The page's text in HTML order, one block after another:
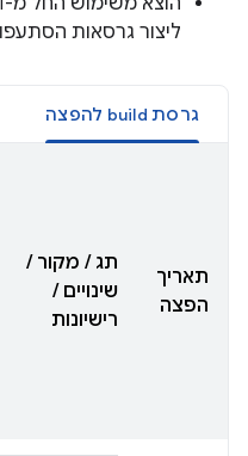
ליצור גרסאות
גרסת build להפצה
תאריך
הפצה
תג / מקור /
שינויים /
רישיונות